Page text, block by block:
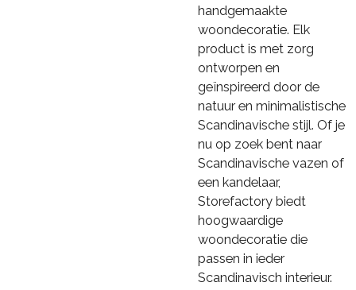
handgemaakte
woondecoratie. Elk
product is met zorg
ontworpen en
geïnspireerd door de
natuur en minimalistische
Scandinavische stijl. Of je
nu op zoek bent naar
Scandinavische vazen of
een kandelaar,
Storefactory biedt
hoogwaardige
woondecoratie die
passen in ieder
Scandinavisch interieur.